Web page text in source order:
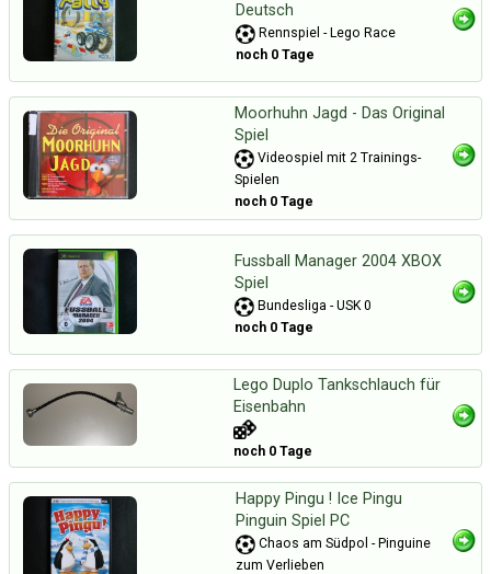
Deutsch
Rennspiel - Lego Race
noch 0 Tage
Moorhuhn Jagd - Das Original
Spiel
Videospiel mit 2 Trainings-
Spielen
noch 0 Tage
Fussball Manager 2004 XBOX
Spiel
Bundesliga - USK 0
noch 0 Tage
Lego Duplo Tankschlauch für
Eisenbahn
noch 0 Tage
Happy Pingu ! Ice Pingu
Pinguin Spiel PC
Chaos am Südpol - Pinguine
zum Verlieben